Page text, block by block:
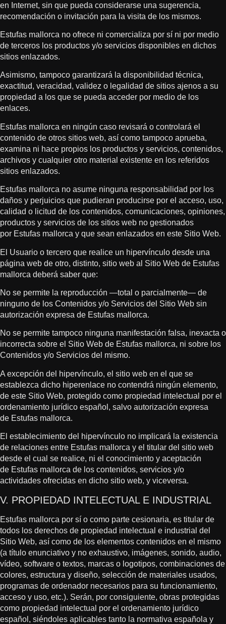
en Internet, sin que pueda considerarse una sugerencia,
recomendación o invitación para la visita de los mismos.
Estufas mallorca no ofrece ni comercializa por sí ni por medio
de terceros los productos y/o servicios disponibles en dichos
sitios enlazados.
Asimismo, tampoco garantizará la disponibilidad técnica,
exactitud, veracidad, validez o legalidad de sitios ajenos a su
propiedad a los que se pueda acceder por medio de los
enlaces.
Estufas mallorca en ningún caso revisará o controlará el
contenido de otros sitios web, así como tampoco aprueba,
examina ni hace propios los productos y servicios, contenidos,
archivos y cualquier otro material existente en los referidos
sitios enlazados.
Estufas mallorca no asume ninguna responsabilidad por los
daños y perjuicios que pudieran producirse por el acceso, uso,
calidad o licitud de los contenidos, comunicaciones, opiniones,
productos y servicios de los sitios web no gestionados
por Estufas mallorca y que sean enlazados en este Sitio Web.
El Usuario o tercero que realice un hipervínculo desde una
página web de otro, distinto, sitio web al Sitio Web de Estufas
mallorca deberá saber que:
No se permite la reproducción —total o parcialmente— de
ninguno de los Contenidos y/o Servicios del Sitio Web sin
autorización expresa de Estufas mallorca.
No se permite tampoco ninguna manifestación falsa, inexacta o
incorrecta sobre el Sitio Web de Estufas mallorca, ni sobre los
Contenidos y/o Servicios del mismo.
A excepción del hipervínculo, el sitio web en el que se
establezca dicho hiperenlace no contendrá ningún elemento,
de este Sitio Web, protegido como propiedad intelectual por el
ordenamiento jurídico español, salvo autorización expresa
de Estufas mallorca.
El establecimiento del hipervínculo no implicará la existencia
de relaciones entre Estufas mallorca y el titular del sitio web
desde el cual se realice, ni el conocimiento y aceptación
de Estufas mallorca de los contenidos, servicios y/o
actividades ofrecidas en dicho sitio web, y viceversa.
V. PROPIEDAD INTELECTUAL E INDUSTRIAL
Estufas mallorca por sí o como parte cesionaria, es titular de
todos los derechos de propiedad intelectual e industrial del
Sitio Web, así como de los elementos contenidos en el mismo
(a título enunciativo y no exhaustivo, imágenes, sonido, audio,
vídeo, software o textos, marcas o logotipos, combinaciones de
colores, estructura y diseño, selección de materiales usados,
programas de ordenador necesarios para su funcionamiento,
acceso y uso, etc.). Serán, por consiguiente, obras protegidas
como propiedad intelectual por el ordenamiento jurídico
español, siéndoles aplicables tanto la normativa española y